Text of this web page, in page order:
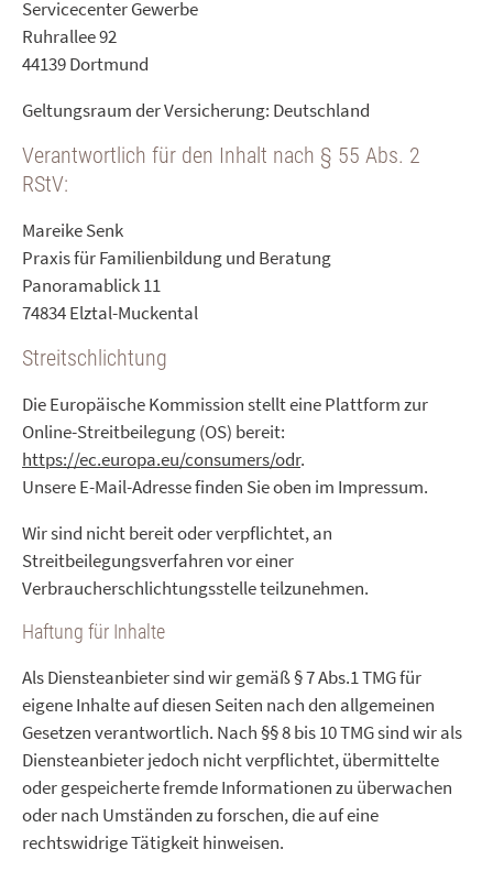
Servicecenter Gewerbe
Ruhrallee 92
44139 Dortmund
Geltungsraum der Versicherung: Deutschland
Verantwortlich für den Inhalt nach § 55 Abs. 2
RStV:
Mareike Senk
Praxis für Familienbildung und Beratung
Panoramablick 11
74834 Elztal-Muckental
Streitschlichtung
Die Europäische Kommission stellt eine Plattform zur
Online-Streitbeilegung (OS) bereit:
https://ec.europa.eu/consumers/odr.
Unsere E-Mail-Adresse finden Sie oben im Impressum.
Wir sind nicht bereit oder verpflichtet, an
Streitbeilegungsverfahren vor einer
Verbraucherschlichtungsstelle teilzunehmen.
Haftung für Inhalte
Als Diensteanbieter sind wir gemäß § 7 Abs.1 TMG für
eigene Inhalte auf diesen Seiten nach den allgemeinen
Gesetzen verantwortlich. Nach §§ 8 bis 10 TMG sind wir als
Diensteanbieter jedoch nicht verpflichtet, übermittelte
oder gespeicherte fremde Informationen zu überwachen
oder nach Umständen zu forschen, die auf eine
rechtswidrige Tätigkeit hinweisen.